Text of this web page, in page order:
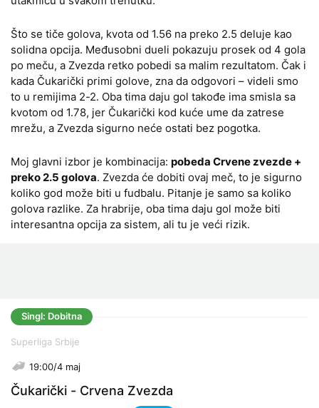
Što se tiče golova, kvota od 1.56 na preko 2.5 deluje kao
solidna opcija. Međusobni dueli pokazuju prosek od 4 gola
po meču, a Zvezda retko pobedi sa malim rezultatom. Čak i
kada Čukarički primi golove, zna da odgovori – videli smo
to u remijima 2-2. Oba tima daju gol takođe ima smisla sa
kvotom od 1.78, jer Čukarički kod kuće ume da zatrese
mrežu, a Zvezda sigurno neće ostati bez pogotka.
Moj glavni izbor je kombinacija: pobeda Crvene zvezde +
preko 2.5 golova. Zvezda će dobiti ovaj meč, to je sigurno
koliko god može biti u fudbalu. Pitanje je samo sa koliko
golova razlike. Za hrabrije, oba tima daju gol može biti
interesantna opcija za sistem, ali tu je veći rizik.
Singl: Dobitna
Superliga Srbije
19:00/4 maj
Čukarički - Crvena Zvezda